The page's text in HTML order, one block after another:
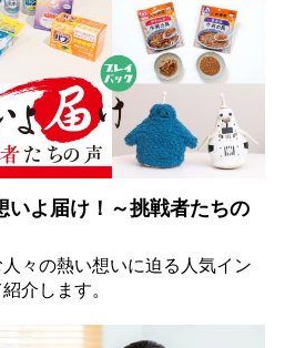
いよ届け！～挑戦者たちの
々の熱い想いに迫る人気イン
介します。